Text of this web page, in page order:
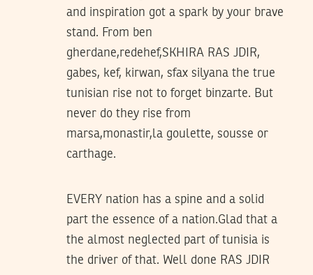
and inspiration got a spark by your brave
stand. From ben
gherdane,redehef,SKHIRA RAS JDIR,
gabes, kef, kirwan, sfax silyana the true
tunisian rise not to forget binzarte. But
never do they rise from
marsa,monastir,la goulette, sousse or
carthage.
EVERY nation has a spine and a solid
part the essence of a nation.Glad that a
the almost neglected part of tunisia is
the driver of that. Well done RAS JDIR